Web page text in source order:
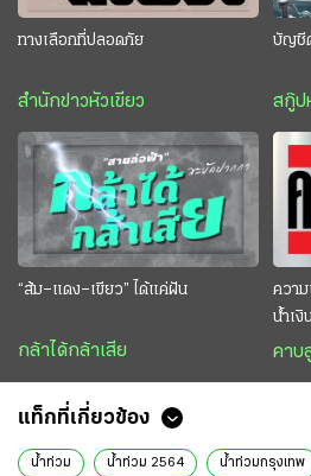
ทางเลือกที่ปลอดภัย
สำนักข่าวหัวเขียว
บัญชี
สกู๊ป
“ส้ม–แดง–เขียว” ได้แค่ฝัน
กล้าได้กล้าเสีย
ควา
น้ำเงิ
คาบ
แท็กที่เกี่ยวข้อง
น้ำท่วม น้ำท่วม 2564 น้ำท่วมกรุงเทพ